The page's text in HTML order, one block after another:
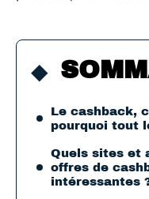
Le cashback,
pourquoi tout
Quels sites et
offres de
intéressantes